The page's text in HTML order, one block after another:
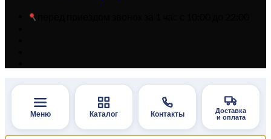
Меню Каталог Контакты
Доставка
и оплата